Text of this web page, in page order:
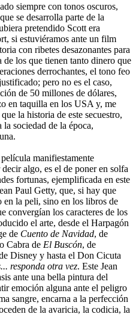
siempre con tonos oscuros,
se desarrolla parte de la
pretendido Scott era
si estuviéramos ante un film
con ribetes desazonantes para
los que tienen tanto dinero que
derrochantes, el tono feo
pero no es el caso,
de 50 millones de dólares,
en taquilla en los USA y, me
la historia de este secuestro,
sociedad de la época,
película manifiestamente
algo, es el de poner en solfa
fortunas, ejemplificada en este
Paul Getty, que, si hay que
en la peli, sino en los libros de
convergían los caracteres de los
el arte, desde el Harpagón
de Cuento de Navidad, de
Cabra de El Buscón, de
Disney y hasta el Don Cicuta
responda otra vez. Este Jean
ante una bella pintura del
emoción alguna ante el peligro
sangre, encarna a la perfección
de la avaricia, la codicia, la